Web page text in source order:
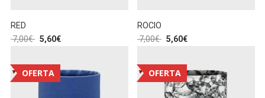
RED
7,00€ 5,60€
ROCIO
7,00€ 5,60€
OFERTA OFERTA